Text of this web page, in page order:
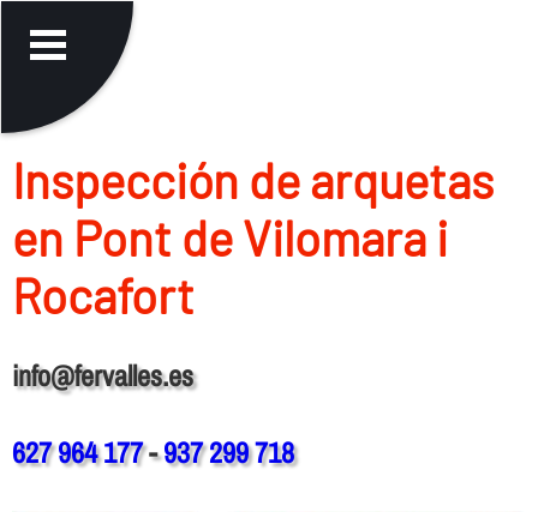
Inspección de arquetas
en Pont de Vilomara i
Rocafort
info@fervalles.es
627 964 177-937 299 718